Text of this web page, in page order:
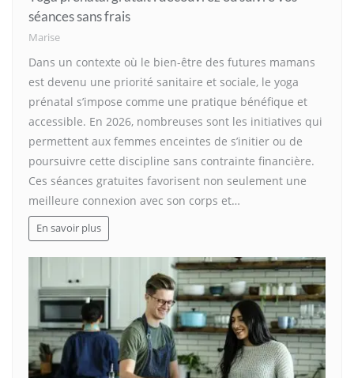
séances sans frais
Marise
Dans un contexte où le bien-être des futures mamans
est devenu une priorité sanitaire et sociale, le yoga
prénatal s’impose comme une pratique bénéfique et
accessible. En 2026, nombreuses sont les initiatives qui
permettent aux femmes enceintes de s’initier ou de
poursuivre cette discipline sans contrainte financière.
Ces séances gratuites favorisent non seulement une
meilleure connexion avec son corps et…
En savoir plus